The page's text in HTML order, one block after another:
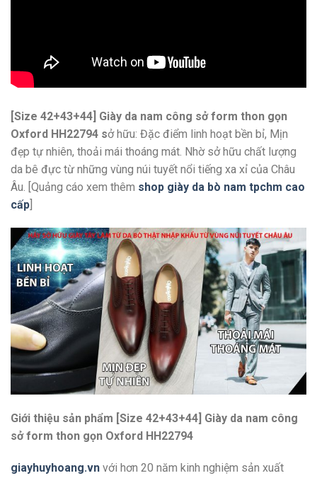
[Size 42+43+44] Giày da nam công sở form thon gọn
Oxford HH22794 sở hữu: Đặc điểm linh hoạt bền bỉ, Mịn
đẹp tự nhiên, thoải mái thoáng mát. Nhờ sở hữu chất lượng
da bê đực từ những vùng núi tuyết nổi tiếng xa xỉ của Châu
Âu. [Quảng cáo xem thêm shop giày da bò nam tpchm cao
cấp
Giới thiệu sản phẩm [Size 42+43+44] Giày da nam công
sở form thon gọn Oxford HH22794
giayhuyhoang.vn với hơn 20 năm kinh nghiệm sản xuất